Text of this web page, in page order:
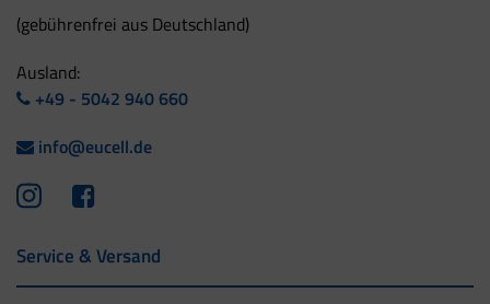
(gebührenfrei aus Deutschland)
Ausland:
+49 - 5042 940 660
info@eucell.de
Service & Versand